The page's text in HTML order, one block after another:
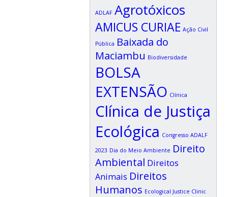
ADLAF Agrotóxicos
AMICUS CURIAE Ação Civil
Pública Baixada do
Maciambu Biodiversidade
BOLSA
EXTENSÃO Clínica
Clínica de Justiça
Ecológica Congresso ADALF
2023 Dia do Meio Ambiente Direito
Ambiental Direitos
Animais Direitos
Humanos Ecological Justice Clinic